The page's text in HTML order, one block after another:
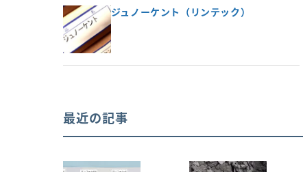
ジュノーケント（リンテック）
最近の記事